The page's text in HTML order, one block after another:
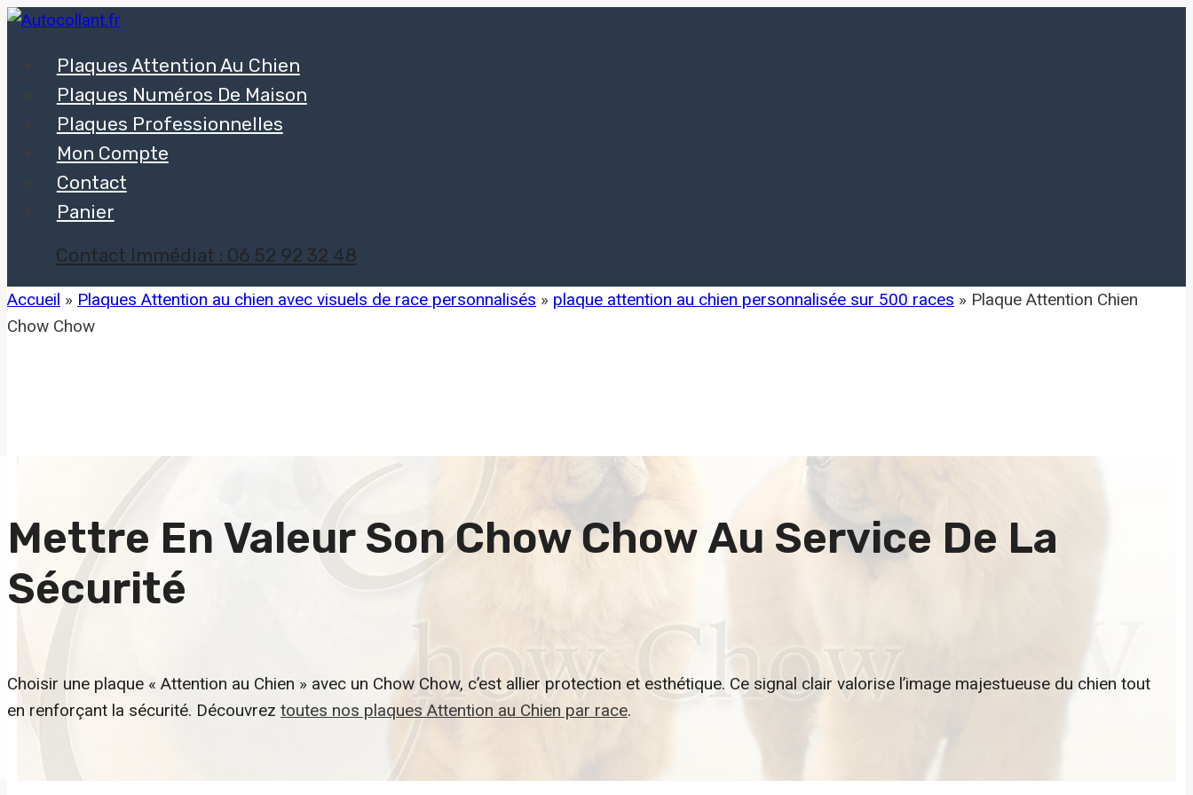
Aller
contenuPlaques Attention Au Chien
Plaques Numéros De Maison
Plaques Professionnelles
Mon Compte
Contact
Panier
Contact Immédiat : 06 52 92 32 48
Accueil » Plaques Attention au chien avec visuels de race personnalisés » plaque attention au chien personnalisée sur 500 races » Plaque Attention Chien
Chow Chow
Mettre En Valeur SonChow Chow Au Service De La
Sécurité
Choisir une plaque « Attention au Chien » avec un Chow Chow, c’est allier protection et esthétique. Ce signal clair valorise l’image majestueuse du chien tout
en renforçant la sécurité. Découvrez toutes nos plaques Attention au Chien par race.